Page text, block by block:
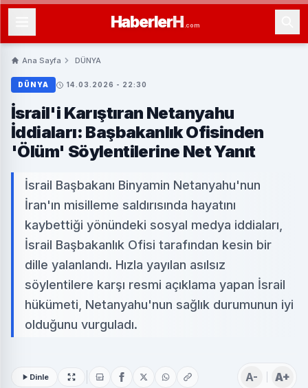
HaberlerH .com
Ana Sayfa DÜNYA
DÜNYA 14.03.2026 - 22:30
İsrail'i Karıştıran Netanyahu
İddiaları: Başbakanlık Ofisinden
'Ölüm' Söylentilerine Net Yanıt
İsrail Başbakanı Binyamin Netanyahu'nun
İran'ın misilleme saldırısında hayatını
kaybettiği yönündeki sosyal medya iddiaları,
İsrail Başbakanlık Ofisi tarafından kesin bir
dille yalanlandı. Hızla yayılan asılsız
söylentilere karşı resmi açıklama yapan İsrail
hükümeti, Netanyahu'nun sağlık durumunun iyi
olduğunu vurguladı.
Dinle A- A+